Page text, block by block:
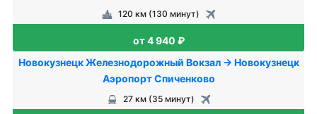
120 км (130 минут)
от 4 940 ₽
Новокузнецк Железнодорожный Вокзал → Новокузнецк
Аэропорт Спиченково
27 км (35 минут)